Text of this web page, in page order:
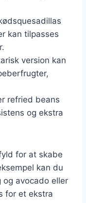
kan tilpasses
version kan
refried beans
og ekstra
for at skabe
kan du
og avocado eller
for et ekstra